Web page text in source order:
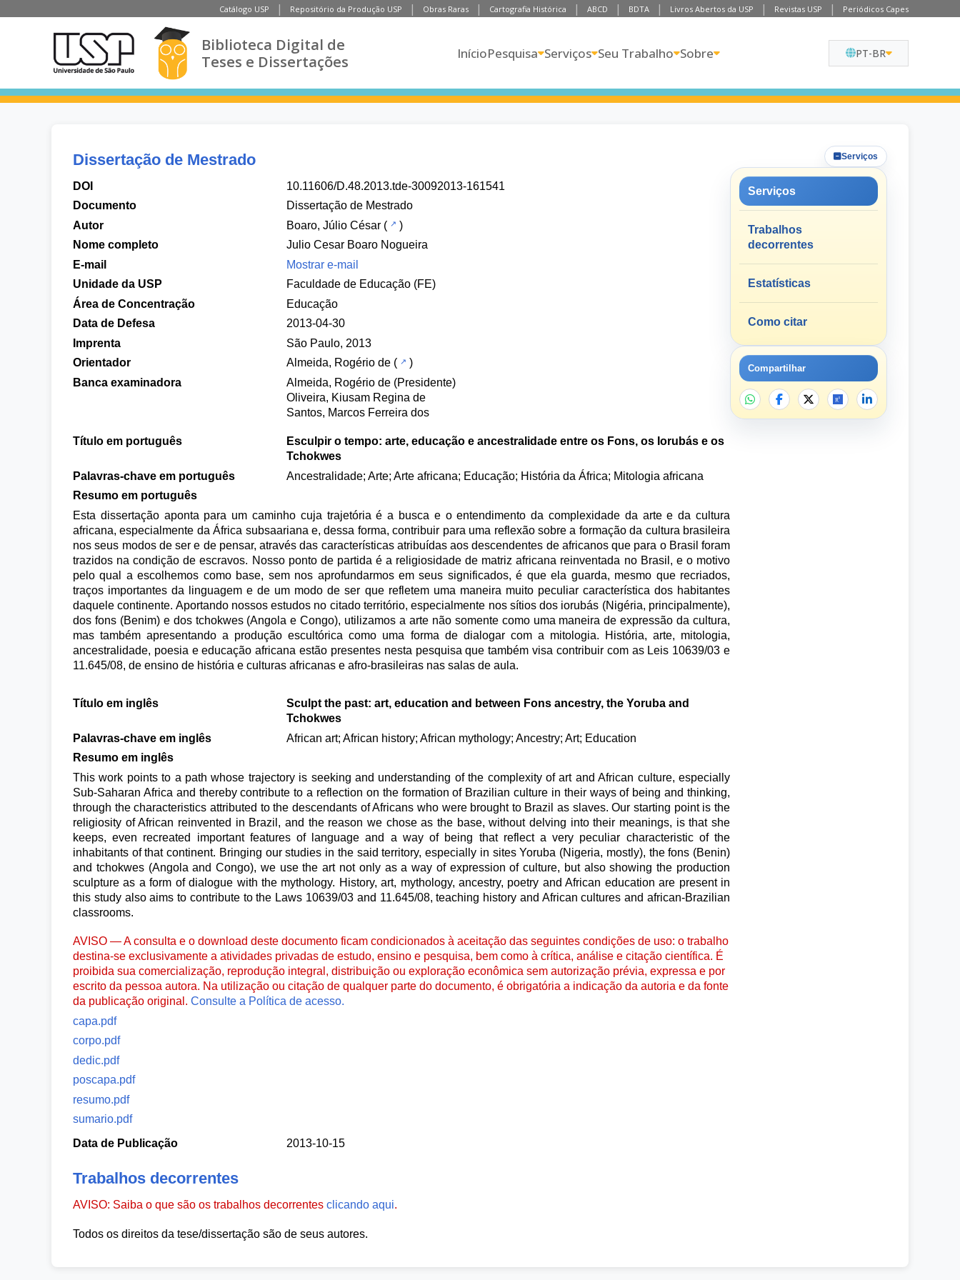
Catálogo USP Repositório da Produção USP Obras Raras Cartografia Histórica ABCD BDTA Livros Abertos da USP Revistas USP Periódicos Capes
Biblioteca Digital de
Teses e Dissertações
InícioPesquisa Serviços Seu Trabalho Sobre PT-BR
Dissertação de Mestrado
DOI
10.11606/D.48.2013.tde-30092013-161541
Documento
Dissertação de Mestrado
Autor
Boaro, Júlio César (
)
Nome completo
Julio Cesar Boaro Nogueira
E-mail
Mostrar e-mail
Unidade da USP
Faculdade de Educação (FE)
Área de Concentração
Educação
Data de Defesa
2013-04-30
Imprenta
São Paulo, 2013
Orientador
Almeida, Rogério de (
)
Banca examinadora
Almeida, Rogério de (Presidente)
Oliveira, Kiusam Regina de
Santos, Marcos Ferreira dos
Título em português
Esculpir o tempo: arte, educação e ancestralidade entre os Fons, os Iorubás e os
Tchokwes
Palavras-chave em português
Ancestralidade; Arte; Arte africana; Educação; História da África; Mitologia africana
Resumo em português
Esta dissertação aponta para um caminho cuja trajetória é a busca e o entendimento da complexidade da arte e da cultura
africana, especialmente da África subsaariana e, dessa forma, contribuir para uma reflexão sobre a formação da cultura brasileira
nos seus modos de ser e de pensar, através das características atribuídas aos descendentes de africanos que para o Brasil foram
trazidos na condição de escravos. Nosso ponto de partida é a religiosidade de matriz africana reinventada no Brasil, e o motivo
pelo qual a escolhemos como base, sem nos aprofundarmos em seus significados, é que ela guarda, mesmo que recriados,
traços importantes da linguagem e de um modo de ser que refletem uma maneira muito peculiar característica dos habitantes
daquele continente. Aportando nossos estudos no citado território, especialmente nos sítios dos iorubás (Nigéria, principalmente),
dos fons (Benim) e dos tchokwes (Angola e Congo), utilizamos a arte não somente como uma maneira de expressão da cultura,
mas também apresentando a produção escultórica como uma forma de dialogar com a mitologia. História, arte, mitologia,
ancestralidade, poesia e educação africana estão presentes nesta pesquisa que também visa contribuir com as Leis 10639/03 e
11.645/08, de ensino de história e culturas africanas e afro-brasileiras nas salas de aula.
Título em inglês
Sculpt the past: art, education and between Fons ancestry, the Yoruba and
Tchokwes
Palavras-chave em inglês
African art; African history; African mythology; Ancestry; Art; Education
Resumo em inglês
This work points to a path whose trajectory is seeking and understanding of the complexity of art and African culture, especially
Sub-Saharan Africa and thereby contribute to a reflection on the formation of Brazilian culture in their ways of being and thinking,
through the characteristics attributed to the descendants of Africans who were brought to Brazil as slaves. Our starting point is the
religiosity of African reinvented in Brazil, and the reason we chose as the base, without delving into their meanings, is that she
keeps, even recreated important features of language and a way of being that reflect a very peculiar characteristic of the
inhabitants of that continent. Bringing our studies in the said territory, especially in sites Yoruba (Nigeria, mostly), the fons (Benin)
and tchokwes (Angola and Congo), we use the art not only as a way of expression of culture, but also showing the production
sculpture as a form of dialogue with the mythology. History, art, mythology, ancestry, poetry and African education are present in
this study also aims to contribute to the Laws 10639/03 and 11.645/08, teaching history and African cultures and african-Brazilian
classrooms.
AVISO — A consulta e o download deste documento ficam condicionados à aceitação das seguintes condições de uso: o trabalho
destina-se exclusivamente a atividades privadas de estudo, ensino e pesquisa, bem como à crítica, análise e citação científica. É
proibida sua comercialização, reprodução integral, distribuição ou exploração econômica sem autorização prévia, expressa e por
escrito da pessoa autora. Na utilização ou citação de qualquer parte do documento, é obrigatória a indicação da autoria e da fonte
da publicação original. Consulte a Política de acesso.
capa.pdf
corpo.pdf
dedic.pdf
poscapa.pdf
resumo.pdf
sumario.pdf
Data de Publicação
2013-10-15
Trabalhos decorrentes
AVISO: Saiba o que são os trabalhos decorrentes clicando aqui.
Todos os direitos da tese/dissertação são de seus autores.
Serviços
Serviços
Trabalhos
decorrentes
Estatísticas
Como citar
Compartilhar